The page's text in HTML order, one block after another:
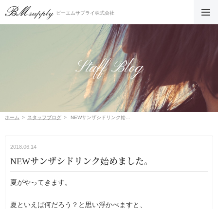
ビーエムサプライ株式会社
Staff Blog
ホーム スタッフブログ NEWサンザシドリンク始めました。
2018.06.14
NEWサンザシドリンク始めました。
夏がやってきます。
夏といえば何だろう？と思い浮かべますと、